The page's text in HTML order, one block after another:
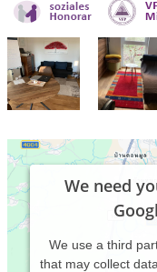
We need
We use a third
that may collect